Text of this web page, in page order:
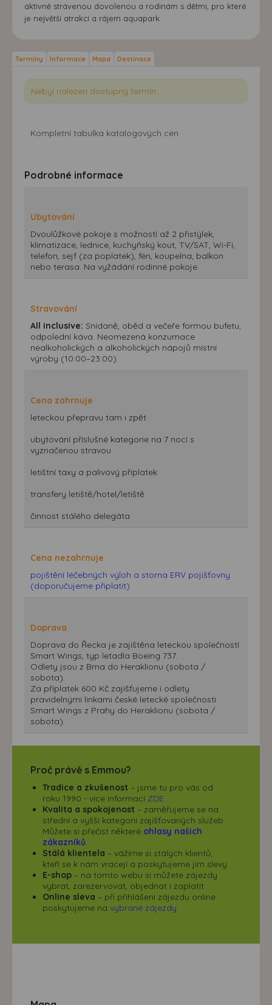
aktivně strávenou dovolenou a rodinám s dětmi, pro které
je největší atrakcí a rájem aquapark.
Termíny Informace Mapa Destinace
Nebyl nalezen dostupný termín.
Kompletní tabulka katalogových cen
Podrobné informace
Ubytování
Dvoulůžkové pokoje s možností až 2 přistýlek,
klimatizace, lednice, kuchyňský kout, TV/SAT, Wi-Fi,
telefon, sejf (za poplatek), fén, koupelna, balkon
nebo terasa. Na vyžádání rodinné pokoje.
Stravování
All inclusive: Snídaně, oběd a večeře formou bufetu,
odpolední káva. Neomezená konzumace
nealkoholických a alkoholických nápojů místní
výroby (10:00–23:00).
Cena zahrnuje
leteckou přepravu tam i zpět
ubytování příslušné kategorie na 7 nocí s
vyznačenou stravou
letištní taxy a palivový příplatek
transfery letiště/hotel/letiště
činnost stálého delegáta
Cena nezahrnuje
pojištění léčebných výloh a storna ERV pojišťovny
(doporučujeme připlatit)
Doprava
Doprava do Řecka je zajištěna leteckou společností
Smart Wings, typ letadla Boeing 737.
Odlety jsou z Brna do Heraklionu (sobota /
sobota).
Za příplatek 600 Kč zajišťujeme i odlety
pravidelnými linkami české letecké společnosti
Smart Wings z Prahy do Heraklionu (sobota /
sobota).
Proč právě s Emmou?
Tradice a zkušenost – jsme tu pro vás od
roku 1990 - více informací ZDE
Kvalita a spokojenost – zaměřujeme se na
střední a vyšší kategorii zajišťovaných služeb.
Můžete si přečíst některé ohlasy našich
zákazníků.
Stálá klientela – vážíme si stálých klientů,
kteří se k nám vracejí a poskytujeme jim slevy
E-shop – na tomto webu si můžete zájezdy
vybrat, zarezervovat, objednat i zaplatit
Online sleva – při přihlášení zájezdu online
poskytujeme na vybrané zájezdy